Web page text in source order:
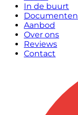
In de buurt
Documenten
Aanbod
Over ons
Reviews
Contact